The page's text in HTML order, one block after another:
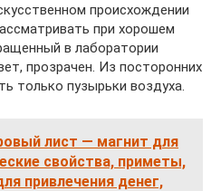
происхождении
при хорошем
в лаборатории
прозрачен. Из посторонних
только пузырьки воздуха.
лист — магнит для
свойства, приметы,
привлечения денег,